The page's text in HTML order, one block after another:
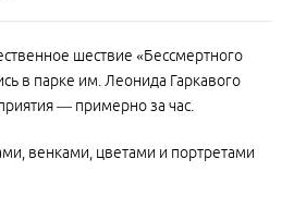
шествие «Бессмертного
в парке им. Леонида Гаркавого
— примерно за час.
венками, цветами и портретами